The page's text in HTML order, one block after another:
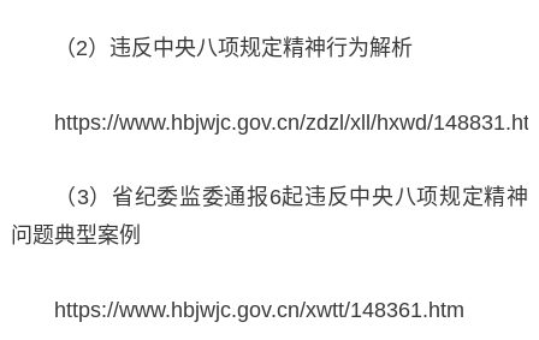
（2）违反中央八项规定精神行为解析
https://www.hbjwjc.gov.cn/zdzl/xll/hxwd/
（3）省纪委监委通报6起违反中央八项规定精神
问题典型案例
https://www.hbjwjc.gov.cn/xwtt/148361.htm